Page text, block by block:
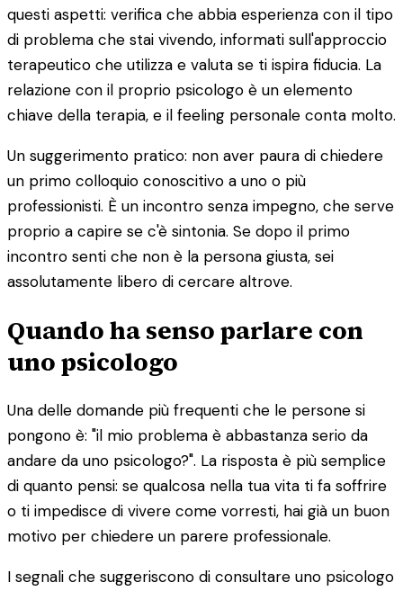
questi aspetti: verifica che abbia esperienza con il tipo
di problema che stai vivendo, informati sull'approccio
terapeutico che utilizza e valuta se ti ispira fiducia. La
relazione con il proprio psicologo è un elemento
chiave della terapia, e il feeling personale conta molto.
Un suggerimento pratico: non aver paura di chiedere
un primo colloquio conoscitivo a uno o più
professionisti. È un incontro senza impegno, che serve
proprio a capire se c'è sintonia. Se dopo il primo
incontro senti che non è la persona giusta, sei
assolutamente libero di cercare altrove.
Quando ha senso parlare con
uno psicologo
Una delle domande più frequenti che le persone si
pongono è: "il mio problema è abbastanza serio da
andare da uno psicologo?". La risposta è più semplice
di quanto pensi: se qualcosa nella tua vita ti fa soffrire
o ti impedisce di vivere come vorresti, hai già un buon
motivo per chiedere un parere professionale.
I segnali che suggeriscono di consultare uno psicologo